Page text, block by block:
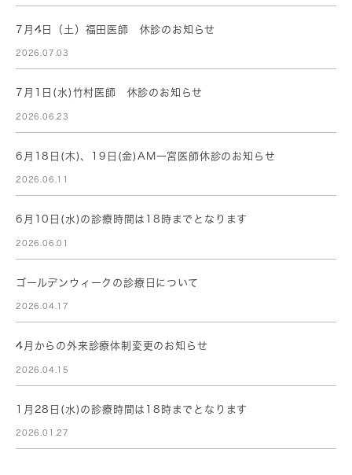
7月4日（土）福田医師 休診のお知らせ
2026.07.03
7月1日(水)竹村医師 休診のお知らせ
2026.06.23
6月18日(木)、19日(金)AM一宮医師休診のお知らせ
2026.06.11
6月10日(水)の診療時間は18時までとなります
2026.06.01
ゴールデンウィークの診療日について
2026.04.17
4月からの外来診療体制変更のお知らせ
2026.04.15
1月28日(水)の診療時間は18時までとなります
2026.01.27